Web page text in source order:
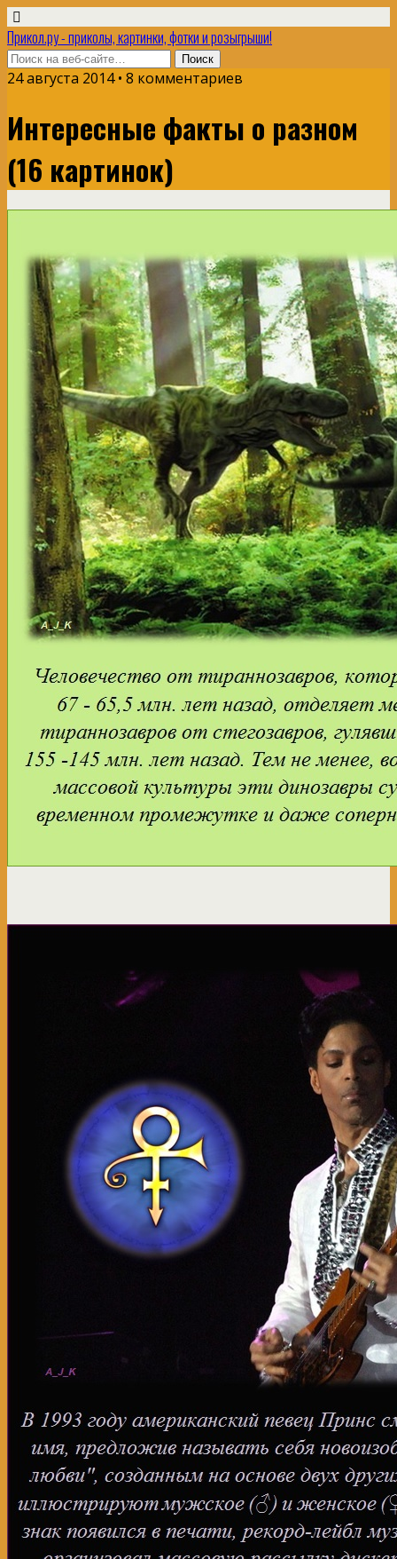
Прикол.ру - приколы, картинки, фотки и розыгрыши!
24 августа 2014 • 8 комментариев
Интересные факты о разном
(16 картинок)